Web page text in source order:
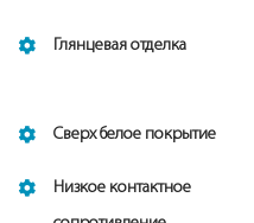
Глянцевая отделка
Сверх белое покрытие
Низкое контактное